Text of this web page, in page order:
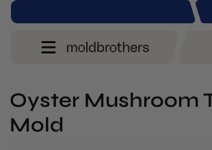
Oyster Mushroom
Mold